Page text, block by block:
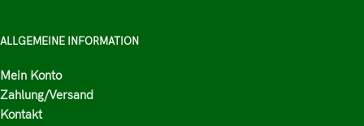
ALLGEMEINE INFORMATION
Mein Konto
Zahlung/Versand
Kontakt